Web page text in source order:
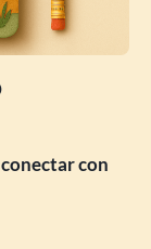
con